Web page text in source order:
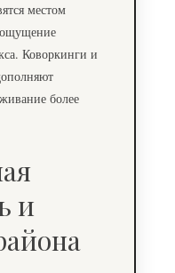
местом
Коворкинги и
более
и